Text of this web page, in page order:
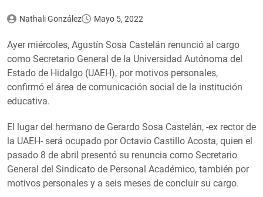
Nathali González Mayo 5, 2022
Ayer miércoles, Agustín Sosa Castelán renunció al cargo
como Secretario General de la Universidad Autónoma del
Estado de Hidalgo (UAEH), por motivos personales,
confirmó el área de comunicación social de la institución
educativa.
El lugar del hermano de Gerardo Sosa Castelán, -ex rector de
la UAEH- será ocupado por Octavio Castillo Acosta, quien el
pasado 8 de abril presentó su renuncia como Secretario
General del Sindicato de Personal Académico, también por
motivos personales y a seis meses de concluir su cargo.